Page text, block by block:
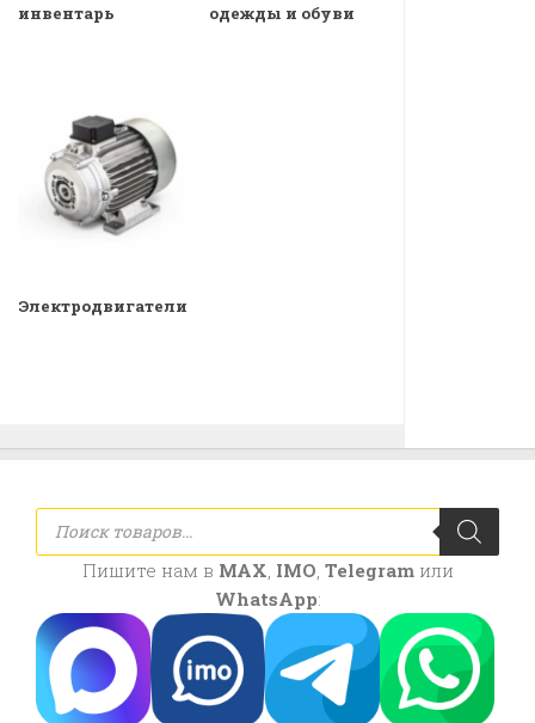
инвентарь
одежды и обуви
Электродвигатели
Поиск
товаров
Пишите нам в MAX IMO Telegramили
WhatsApp: